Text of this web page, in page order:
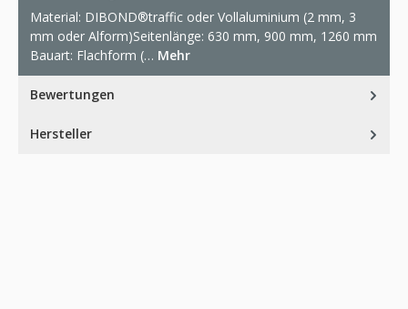
Material: DIBOND®traffic oder Vollaluminium (2 mm, 3
mm oder Alform)Seitenlänge: 630 mm, 900 mm, 1260 mm
Bauart: Flachform (… Mehr
Bewertungen
Hersteller